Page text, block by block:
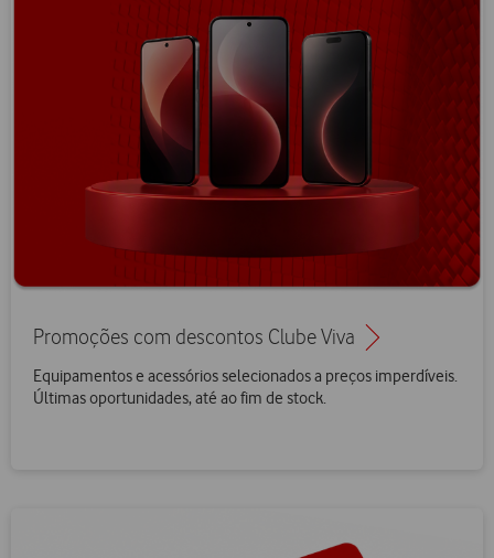
Promoções com descontos Clube Viva
Equipamentos e acessórios selecionados a preços imperdíveis.
Últimas oportunidades, até ao fim de stock.